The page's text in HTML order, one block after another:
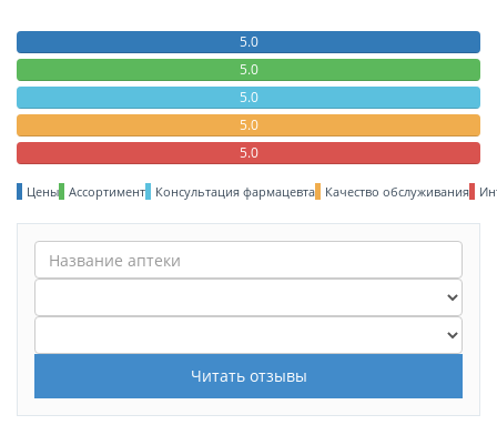
5.0
5.0
5.0
5.0
5.0
Цены Ассортимент Консультация фармацевта Качество обслуживания
Читать отзывы